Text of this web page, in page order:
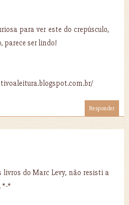
para ver este do crepúsculo,
parece ser lindo!
Responder
livros do Marc Levy, não resisti a
*-*